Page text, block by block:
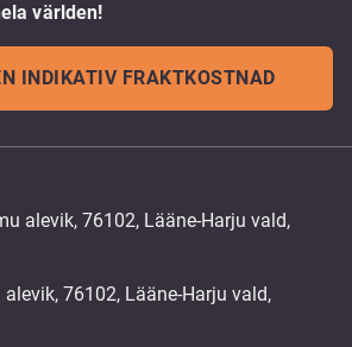
världen!
INDIKATIV FRAKTKOSTNAD
alevik, 76102, Lääne-Harju vald,